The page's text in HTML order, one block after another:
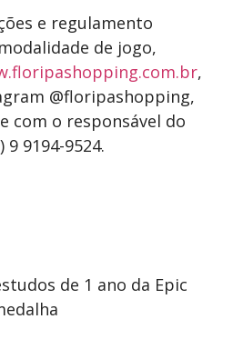
e regulamento
de jogo,
,
@floripashopping,
com o responsável do
9194-9524.
de 1 ano da Epic